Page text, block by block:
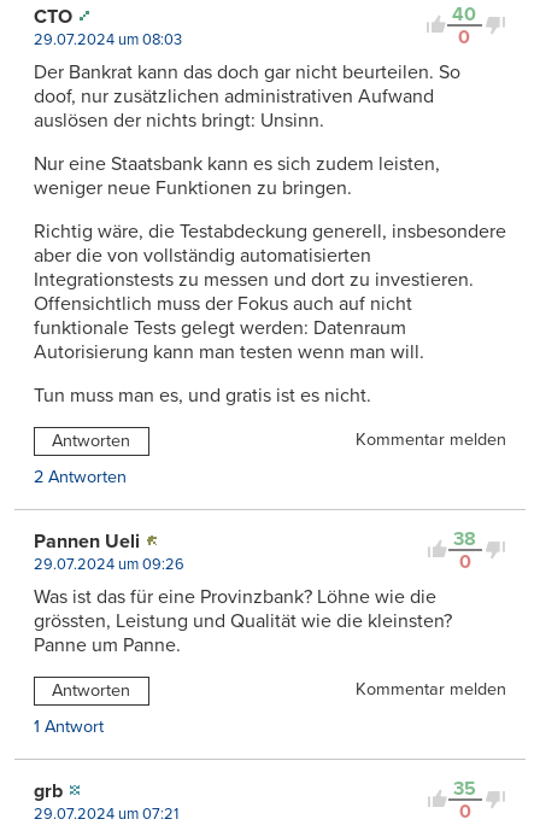
40
0
CTO
29.07.2024 um 08:03
Der Bankrat kann das doch gar nicht beurteilen. So
doof, nur zusätzlichen administrativen Aufwand
auslösen der nichts bringt: Unsinn.
Nur eine Staatsbank kann es sich zudem leisten,
weniger neue Funktionen zu bringen.
Richtig wäre, die Testabdeckung generell, insbesondere
aber die von vollständig automatisierten
Integrationstests zu messen und dort zu investieren.
Offensichtlich muss der Fokus auch auf nicht
funktionale Tests gelegt werden: Datenraum
Autorisierung kann man testen wenn man will.
Tun muss man es, und gratis ist es nicht.
Antworten
Kommentar melden
2 Antworten
38
0
Pannen Ueli
29.07.2024 um 09:26
Was ist das für eine Provinzbank? Löhne wie die
grössten, Leistung und Qualität wie die kleinsten?
Panne um Panne.
Antworten
Kommentar melden
1 Antwort
35
0
grb
29.07.2024 um 07:21